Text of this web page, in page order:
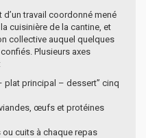
travail coordonné mené
cuisinière de la cantine, et
collective auquel quelques
Plusieurs axes
plat principal – dessert” cinq
œufs et protéines
cuits à chaque repas